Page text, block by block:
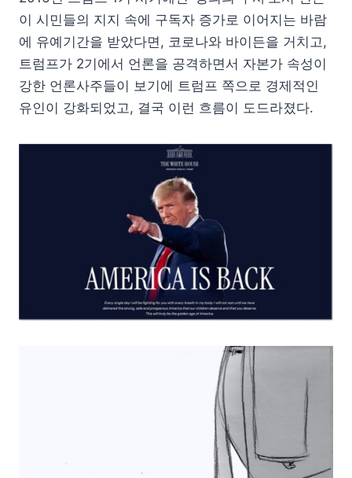
이 시민들의 지지 속에 구독자 증가로 이어지는 바람
에 유예기간을 받았다면, 코로나와 바이든을 거치고,
트럼프가 2기에서 언론을 공격하면서 자본가 속성이
강한 언론사주들이 보기에 트럼프 쪽으로 경제적인
유인이 강화되었고, 결국 이런 흐름이 도드라졌다.